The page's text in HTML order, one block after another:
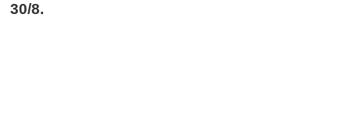
30/8.